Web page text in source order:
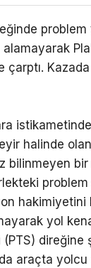
problem
çarptı.
halinde olan
bilinmeyen bir
hakimiyetini
yol
(PTS) direğine
araçta yolcu